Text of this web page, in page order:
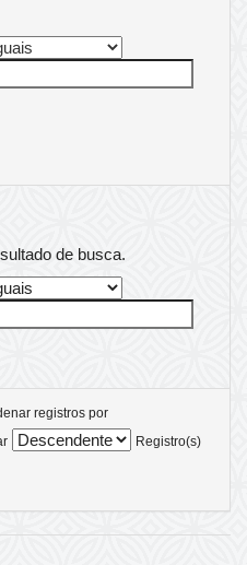
de busca.
registros por
Registro(s)